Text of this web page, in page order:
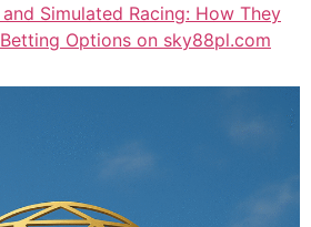
Simulated Racing: How They
Options on sky88pl.com